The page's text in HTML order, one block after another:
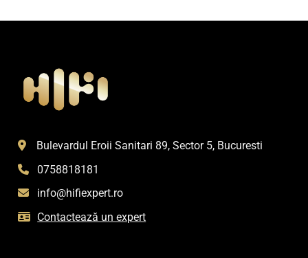
Bulevardul Eroii Sanitari 89, Sector 5, Bucuresti
0758818181
info@hifiexpert.ro
Contactează un expert